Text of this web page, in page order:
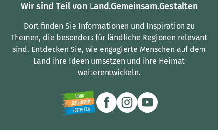
Wir sind Teil von Land.Gemeinsam.Gestalten
Dort finden Sie Informationen und Inspiration zu
Themen, die besonders für ländliche Regionen relevant
sind. Entdecken Sie, wie engagierte Menschen auf dem
Land ihre Ideen umsetzen und ihre Heimat
weiterentwickeln.